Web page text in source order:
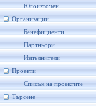
Югоизточен
Организации
Бенефициенти
Партньори
Изпълнители
Проекти
Списък на проектите
Търсене